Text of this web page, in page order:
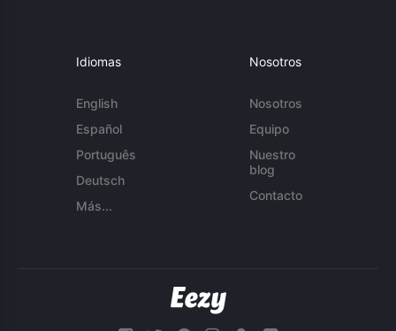
Idiomas
English
Español
Português
Deutsch
Más...
Nosotros
Nosotros
Equipo
Nuestro
blog
Contacto